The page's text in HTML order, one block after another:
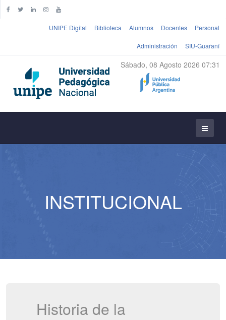
UNIPE Digital Biblioteca Alumnos Docentes Personal
Administración SIU-Guaraní
Sábado, 08 Agosto 2026 07:31
INSTITUCIONAL
Historia de la